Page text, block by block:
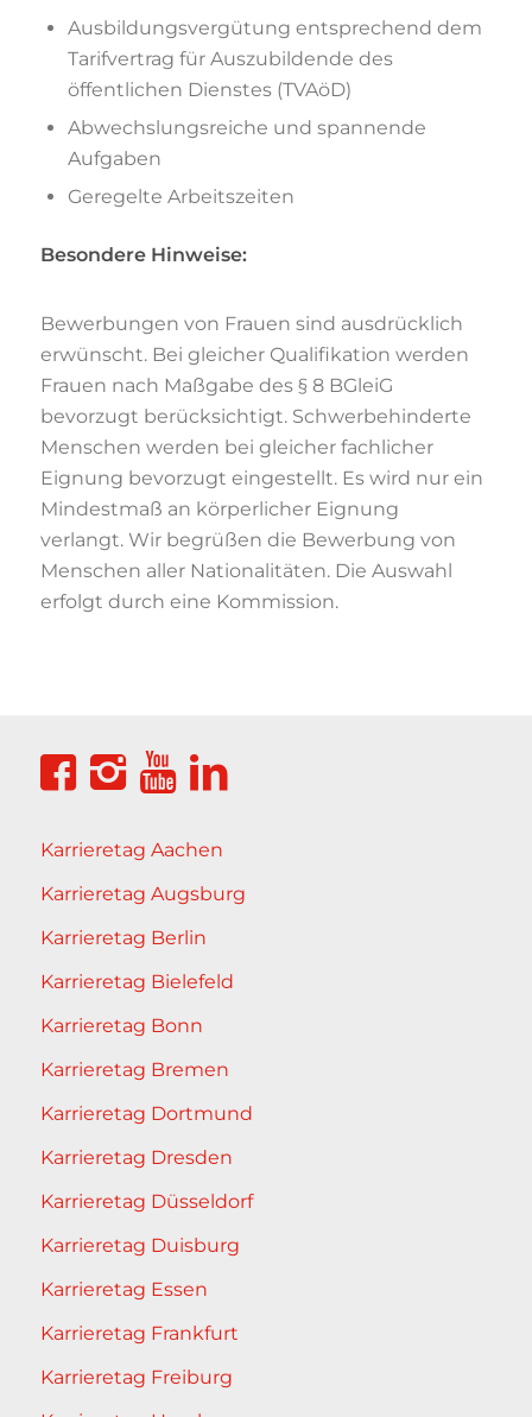
Ausbildungsvergütung entsprechend dem
Tarifvertrag für Auszubildende des
öffentlichen Dienstes (TVAöD)
Abwechslungsreiche und spannende
Aufgaben
Geregelte Arbeitszeiten
Besondere Hinweise:
Bewerbungen von Frauen sind ausdrücklich
erwünscht. Bei gleicher Qualifikation werden
Frauen nach Maßgabe des § 8 BGleiG
bevorzugt berücksichtigt. Schwerbehinderte
Menschen werden bei gleicher fachlicher
Eignung bevorzugt eingestellt. Es wird nur ein
Mindestmaß an körperlicher Eignung
verlangt. Wir begrüßen die Bewerbung von
Menschen aller Nationalitäten. Die Auswahl
erfolgt durch eine Kommission.
Karrieretag Aachen
Karrieretag Augsburg
Karrieretag Berlin
Karrieretag Bielefeld
Karrieretag Bonn
Karrieretag Bremen
Karrieretag Dortmund
Karrieretag Dresden
Karrieretag Düsseldorf
Karrieretag Duisburg
Karrieretag Essen
Karrieretag Frankfurt
Karrieretag Freiburg